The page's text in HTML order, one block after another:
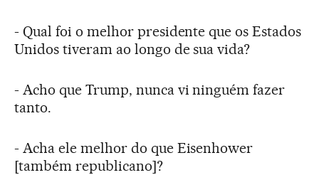
- Qual foi o melhor presidente que os Estados
Unidos tiveram ao longo de sua vida?
- Acho que Trump, nunca vi ninguém fazer
tanto.
- Acha ele melhor do que Eisenhower
[também republicano]?